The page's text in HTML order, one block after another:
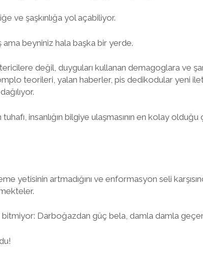
ve şaşkınlığa yol açabiliyor.
beyniniz hala başka bir yerde.
değil, duyguları kullanan demagoglara ve
teorileri, yalan haberler, pis dedikodular yeni
tuhafı, insanlığın bilgiye ulaşmasının en kolay
yetisinin artmadığını ve enformasyon seli
Darboğazdan güç bela, damla damla